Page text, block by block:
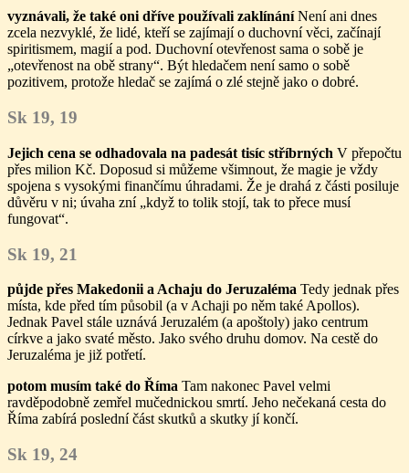
vyznávali, že také oni dříve používali zaklínáníNení ani dnes
zcela nezvyklé, že lidé, kteří se zajímají o duchovní věci, začínají
spiritismem, magií a pod. Duchovní otevřenost sama o sobě je
„otevřenost na obě strany“. Být hledačem není samo o sobě
pozitivem, protože hledač se zajímá o zlé stejně jako o dobré.
Sk 19, 19
Jejich cena se odhadovala na padesát tisíc stříbrných V přepočtu
přes milion Kč. Doposud si můžeme všimnout, že magie je vždy
spojena s vysokými finančímu úhradami. Že je drahá z části posiluje
důvěru v ni; úvaha zní „když to tolik stojí, tak to přece musí
fungovat“.
Sk 19, 21
půjde přes Makedonii a Achaju do Jeruzaléma Tedy jednak přes
místa, kde před tím působil (a v Achaji po něm také Apollos).
Jednak Pavel stále uznává Jeruzalém (a apoštoly) jako centrum
církve a jako svaté město. Jako svého druhu domov. Na cestě do
Jeruzaléma je již potřetí.
potom musím také do Říma Tam nakonec Pavel velmi
ravděpodobně zemřel mučednickou smrtí. Jeho nečekaná cesta do
Říma zabírá poslední část skutků a skutky jí končí.
Sk 19, 24